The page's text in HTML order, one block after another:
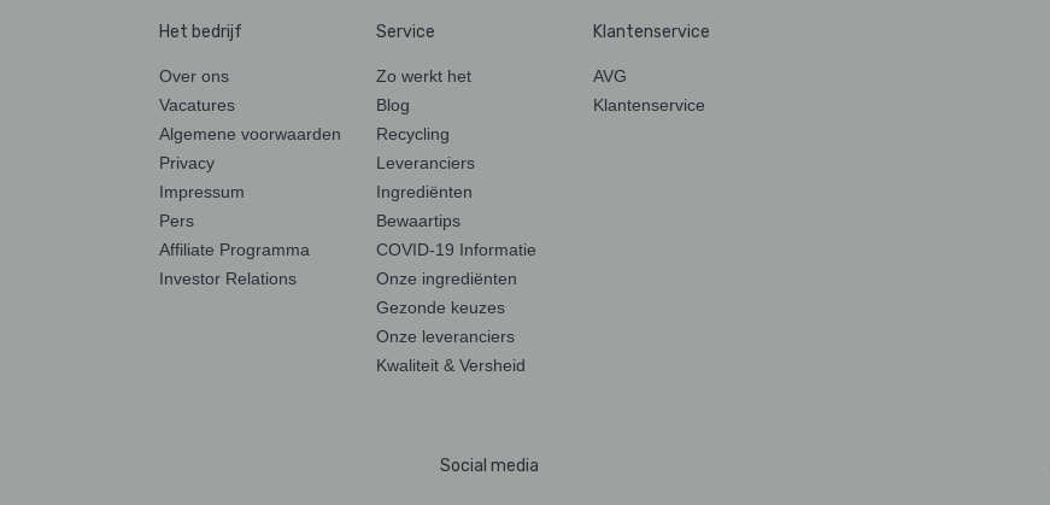
Het bedrijf
Over ons
Vacatures
Algemene voorwaarden
Privacy
Impressum
Pers
Affiliate Programma
Investor Relations
Service
Zo werkt het
Blog
Recycling
Leveranciers
Ingrediënten
Bewaartips
COVID-19 Informatie
Onze ingrediënten
Gezonde keuzes
Onze leveranciers
Kwaliteit & Versheid
Klantenservice
AVG
Klantenservice
Social media